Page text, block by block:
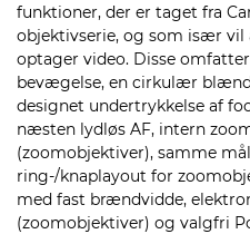
funktioner, der er taget fra
objektivserie, og som især vil
optager video. Disse
bevægelse, en cirkulær
designet undertrykkelse af
næsten lydløs AF, intern
(zoomobjektiver), samme
ring-/knaplayout for
med fast brændvidde,
(zoomobjektiver) og valgfri